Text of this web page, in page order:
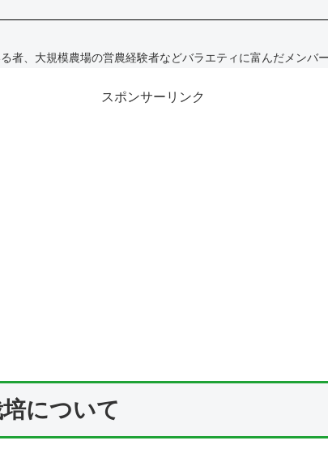
者、大規模農場の営農経験者などバラエティに富んだメンバ
スポンサーリンク
について